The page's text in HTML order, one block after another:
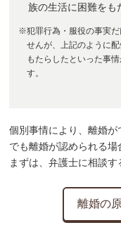
族の生活に困難をも
※犯罪行為・服役の事実だ
せんが、上記のように
もたらしたといった事
す。
個別事情により、離婚
でも離婚が認められる場
まずは、弁護士に相談す
離婚の